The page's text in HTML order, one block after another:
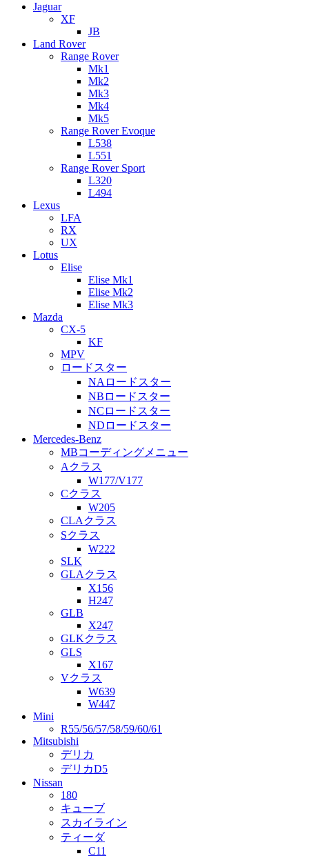
Jaguar
XF
JB
Land Rover
Range Rover
Mk1
Mk2
Mk3
Mk4
Mk5
Range Rover Evoque
L538
L551
Range Rover Sport
L320
L494
Lexus
LFA
RX
UX
Lotus
Elise
Elise Mk1
Elise Mk2
Elise Mk3
Mazda
CX-5
KF
MPV
ロードスター
NAロードスター
NBロードスター
NCロードスター
NDロードスター
Mercedes-Benz
MBコーディングメニュー
Aクラス
W177/V177
Cクラス
W205
CLAクラス
Sクラス
W222
SLK
GLAクラス
X156
H247
GLB
X247
GLKクラス
GLS
X167
Vクラス
W639
W447
Mini
R55/56/57/58/59/60/61
Mitsubishi
デリカ
デリカD5
Nissan
180
キューブ
スカイライン
ティーダ
C11